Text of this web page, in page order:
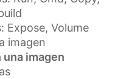
Expose, Volume
imagen
una imagen